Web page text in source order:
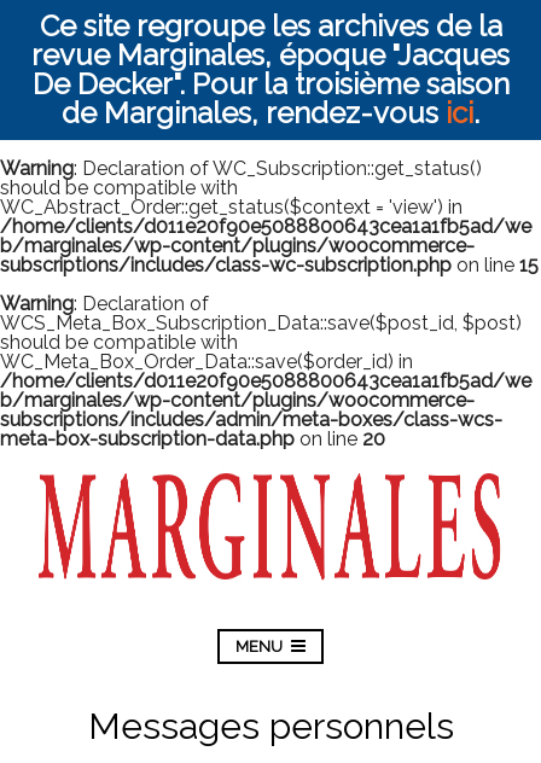
Ce site regroupe les archives de la
revue Marginales, époque "Jacques
De Decker". Pour la troisième saison
de Marginales, rendez-vous ici.
Warning: Declaration of WC_Subscription::get_status()
should be compatible with
WC_Abstract_Order::get_status($context = 'view') in
/home/clients/d011e20f90e5088800643cea1a1fb5ad/we
b/marginales/wp-content/plugins/woocommerce-
subscriptions/includes/class-wc-subscription.php on line 15
Warning: Declaration of
WCS_Meta_Box_Subscription_Data::save($post_id, $post)
should be compatible with
WC_Meta_Box_Order_Data::save($order_id) in
/home/clients/d011e20f90e5088800643cea1a1fb5ad/we
b/marginales/wp-content/plugins/woocommerce-
subscriptions/includes/admin/meta-boxes/class-wcs-
meta-box-subscription-data.php on line 20
MENU
Messages personnels